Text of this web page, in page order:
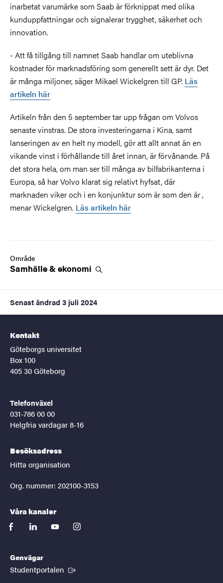
inarbetat varumärke som Saab är förknippat med olika
kunduppfattningar och signalerar trygghet, säkerhet och
innovation.
- Att få tillgång till namnet Saab handlar om uteblivna
kostnader för marknadsföring som generellt sett är dyr. Det
är många miljoner, säger Mikael Wickelgren till GP. Läs
artikeln här
Artikeln från den 5 september tar upp frågan om Volvos
senaste vinstras. De stora investeringarna i Kina, samt
lanseringen av en helt ny modell, gör att allt annat än en
vikande vinst i förhållande till året innan, är förvånande. På
det stora hela, om man ser till många av bilfabrikanterna i
Europa, så har Volvo klarat sig relativt hyfsat, där
marknaden viker och i en konjunktur som är som den är ,
menar Wickelgren. Läs artikeln här
Område
Samhälle &ekonomi
Senast ändrad 3 juli 2024
Kontakt
Göteborgs universitet
Box 100
405 30 Göteborg
Telefonväxel
031-786 00 00
Helgfria vardagar 8-16
Besöksadress
Hitta organisation
Org. nummer: 202100-3153
Våra kanaler
facebooklinkedinyoutubeinstagram
Genvägar
Studentportalen (Extern länk)